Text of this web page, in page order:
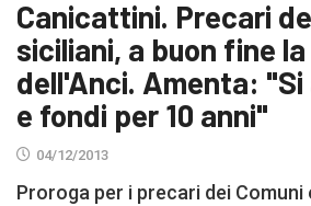
Canicattini. Precari
siciliani, a buon fine
dell'Anci. Amenta: "Si
e fondi per 10 anni"
04/12/2013
Proroga per i precari dei Comuni